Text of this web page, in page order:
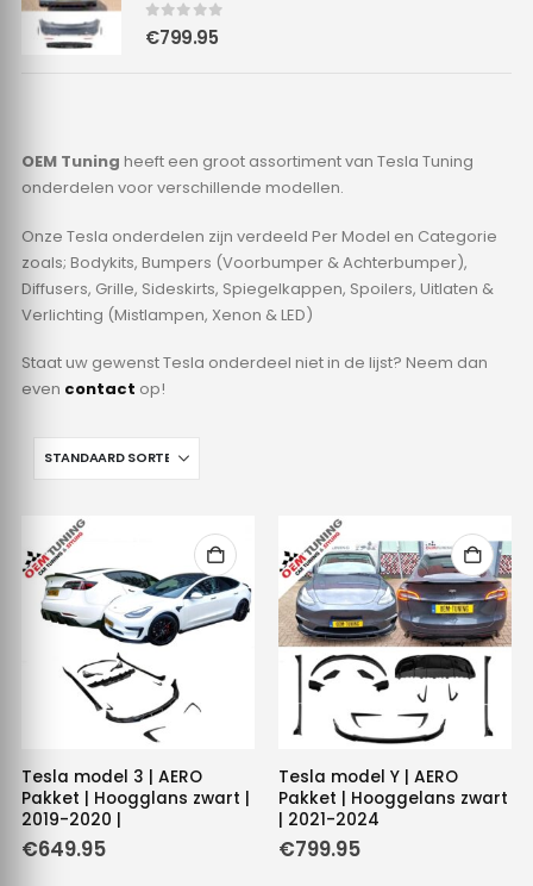
OEM Tuning heeft een groot assortiment van Tesla Tuning
onderdelen voor verschillende modellen.
Onze Tesla onderdelen zijn verdeeld Per Model en Categorie
zoals; Bodykits, Bumpers (Voorbumper & Achterbumper),
Diffusers, Grille, Sideskirts, Spiegelkappen, Spoilers, Uitlaten &
Verlichting (Mistlampen, Xenon & LED)
Staat uw gewenst Tesla onderdeel niet in de lijst? Neem dan
even contact op!
Tesla model 3 | AERO
Pakket | Hoogglans zwart |
2019-2020 |
€649.95
Tesla model Y | AERO
Pakket | Hooggelans zwart
| 2021-2024
€799.95
0out of 5
€799.95